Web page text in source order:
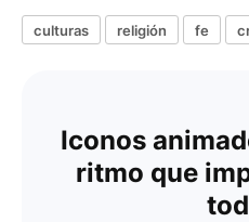
culturas religión fe
Iconos
ritmo que